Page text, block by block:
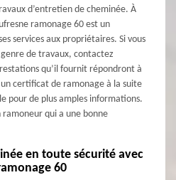
d’entretien de cheminée. À
ramonage 60 est un
services aux propriétaires. Si vous
de travaux, contactez
qu’il fournit répondront à
certificat de ramonage à la suite
pour de plus amples informations.
qui a une bonne
en toute sécurité avec
60